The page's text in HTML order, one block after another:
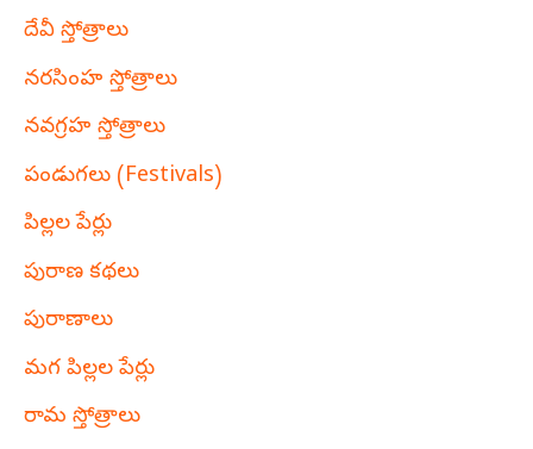
దేవీ స్తోత్రాలు
నరసింహ స్తోత్రాలు
నవగ్రహ స్తోత్రాలు
పండుగలు (Festivals)
పిల్లల పేర్లు
పురాణ కథలు
పురాణాలు
మగ పిల్లల పేర్లు
రామ స్తోత్రాలు